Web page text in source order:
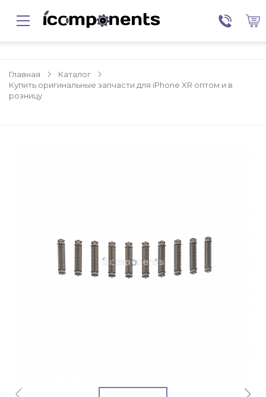
Главная
Каталог
Купить оригинальные запчасти для iPhone XR оптом и в
розницу